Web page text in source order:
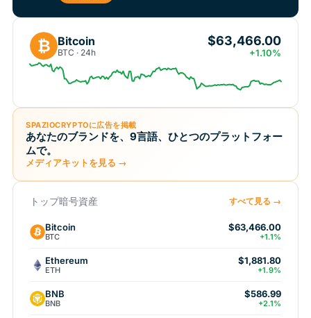
₿ Bitcoin
BTC · 24h
$63,466.00
+1.10%
SPAZIOCRYPTOに広告を掲載
あなたのブランドを、9言語、ひとつのプラットフォー
ムで。
メディアキットを見る →
トップ暗号資産 すべて見る →
Bitcoin
BTC
$63,466.00
+1.1%
Ethereum
ETH
$1,881.80
+1.9%
BNB
BNB
$586.99
+2.1%